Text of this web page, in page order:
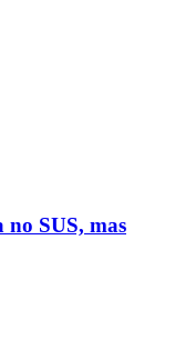
no SUS, mas